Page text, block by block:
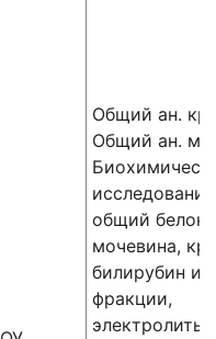
Общий ан.
Общий ан.
общий белок,
мочевина,
билирубин и
фракции,
электролиты,